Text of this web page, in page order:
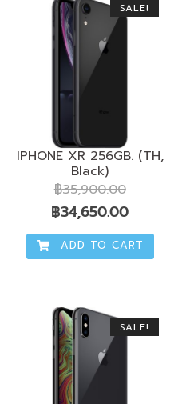
SALE!
IPHONE XR 256GB. (TH,
Black)
฿35,900.00
Original
price
was:
฿34,650.00Current
price
is:
ADD TO CART
SALE!